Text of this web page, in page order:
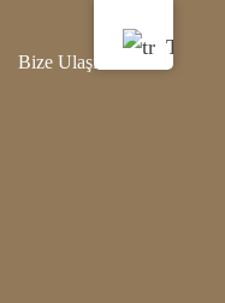
Bize Ulaşın